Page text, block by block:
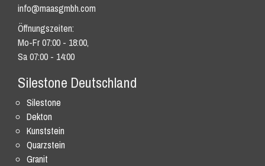
info@maasgmbh.com
Öffnungszeiten:
Mo-Fr 07:00 - 18:00,
Sa 07:00 - 14:00
Silestone Deutschland
Silestone
Dekton
Kunststein
Quarzstein
Granit